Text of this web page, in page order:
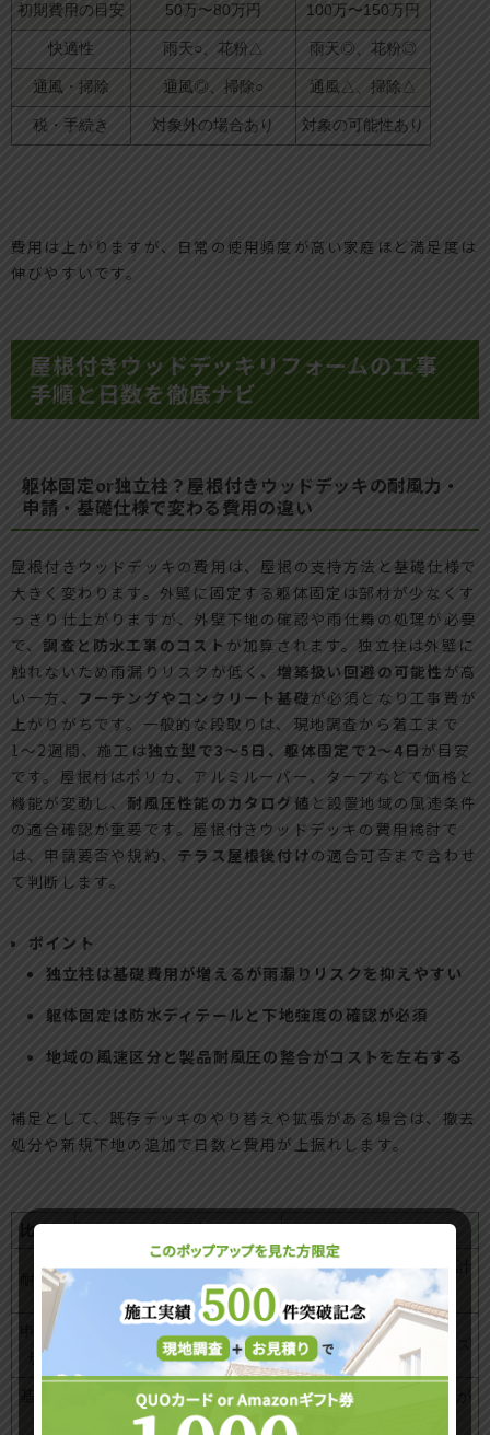
初期費用の目安 50万〜80万円 100万〜150万円
快適性 雨天○、花粉△ 雨天◎、花粉◎
通風・掃除 通風◎、掃除○ 通風△、掃除△
税・手続き 対象外の場合あり 対象の可能性あり
費用は上がりますが、日常の使用頻度が高い家庭ほど満足度は
伸びやすいです。
屋根付きウッドデッキリフォームの工事
手順と日数を徹底ナビ
躯体固定or独立柱？屋根付きウッドデッキの耐風力・
申請・基礎仕様で変わる費用の違い
屋根付きウッドデッキの費用は、屋根の支持方法と基礎仕様で
大きく変わります。外壁に固定する躯体固定は部材が少なくす
っきり仕上がりますが、外壁下地の確認や雨仕舞の処理が必要
で、調査と防水工事のコスト が加算されます。独立柱は外壁に
触れないため雨漏りリスクが低く、増築扱い回避の可能性 が高
い一方、
フーチングやコンクリート基礎が必須となり工事費が
上がりがちです。一般的な段取りは、現地調査から着工まで
1〜2週間、施工は独立型で3〜5日、躯体固定で2〜4日 が目安
です。屋根材はポリカ、アルミルーバー、タープなどで価格と
機能が変動し、 耐風圧性能のカタログ値 と設置地域の風速条件
の適合確認が重要です。屋根付きウッドデッキの費用検討で
は、申請要否や規約、 テラス屋根後付けの適合可否まで合わせ
て判断します。
ポイント
独立柱は基礎費用が増えるが雨漏りリスクを抑えやすい
躯体固定は防水ディテールと下地強度の確認が必須
地域の風速区分と製品耐風圧の整合がコストを左右する
補足として、既存デッキのやり替えや拡張がある場合は、撤去
処分や新規下地の追加で日数と費用が上振れします。
比較軸
耐風力
外壁強度次第で高性能にで
柱ピッチと基礎で安定、計
申請・
規約
管理規約や外壁穿孔の承認
が課題
承認取得が比較的スムーズ
簡易（デッキ束＋金物）で
済む場合あり
コンクリートフーチングが